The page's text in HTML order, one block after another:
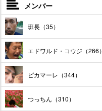
メンバー
班長（35）
エドワルド・コウジ（266）
ピカマーレ（344）
つっちん（310）